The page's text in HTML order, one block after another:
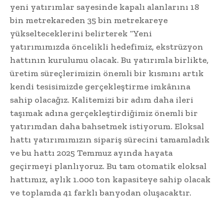
yeni yatırımlar sayesinde kapalı alanlarını 18
bin metrekareden 35 bin metrekareye
yükselteceklerini belirterek “Yeni
yatırımımızda öncelikli hedefimiz, ekstrüzyon
hattının kurulumu olacak. Bu yatırımla birlikte,
üretim süreçlerimizin önemli bir kısmını artık
kendi tesisimizde gerçekleştirme imkânına
sahip olacağız. Kalitemizi bir adım daha ileri
taşımak adına gerçekleştirdiğimiz önemli bir
yatırımdan daha bahsetmek istiyorum. Eloksal
hattı yatırımımızın sipariş sürecini tamamladık
ve bu hattı 2025 Temmuz ayında hayata
geçirmeyi planlıyoruz. Bu tam otomatik eloksal
hattımız, aylık 1.000 ton kapasiteye sahip olacak
ve toplamda 41 farklı banyodan oluşacaktır.